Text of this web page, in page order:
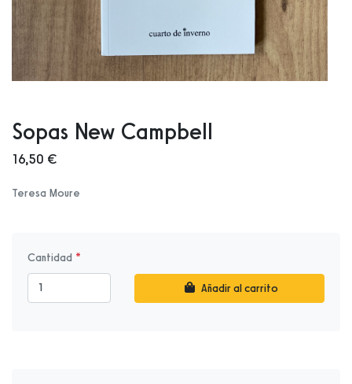
Sopas New Campbell
16,50 €
Teresa Moure
Cantidad
Añadir al carrito